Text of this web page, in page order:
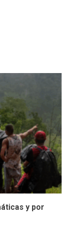
y por